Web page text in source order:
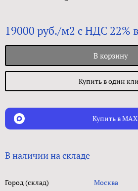
19000 руб./м2 с НДС 22%
В корзину
Купить в один
Купить в MAX
В наличии на складе
Город (склад)
Москва